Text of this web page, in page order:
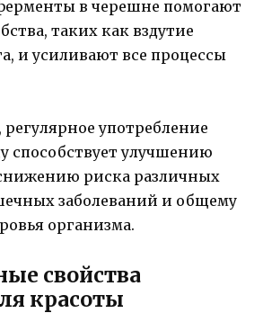
в черешне помогают
таких как вздутие
и усиливают все процессы
употребление
способствует улучшению
риска различных
заболеваний и общему
организма.
свойства
красоты